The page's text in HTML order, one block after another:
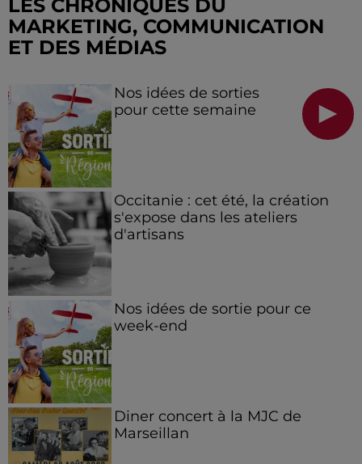
LES CHRONIQUES DU
MARKETING, COMMUNICATION
ET DES MÉDIAS
Nos idées de sorties
pour cette semaine
Occitanie : cet été, la création
s'expose dans les ateliers
d'artisans
Nos idées de sortie pour ce
week-end
Diner concert à la MJC de
Marseillan